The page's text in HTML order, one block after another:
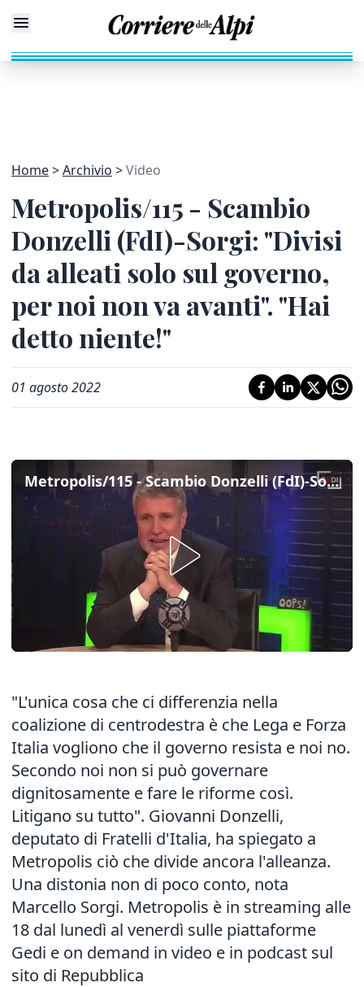
Home Archivio Video
Metropolis/115 - Scambio
Donzelli (FdI)-Sorgi: "Divisi
da alleati solo sul governo,
per noi non va avanti". "Hai
detto niente!"
01 agosto 2022
Metropolis/115 - Scambio Donzelli (FdI)-Sorgi: "Divisi da alleati solo sul governo, per noi non va avanti". "Hai detto niente!"
"L'unica cosa che ci differenzia nella
coalizione di centrodestra è che Lega e Forza
Italia vogliono che il governo resista e noi no.
Secondo noi non si può governare
dignitosamente e fare le riforme così.
Litigano su tutto". Giovanni Donzelli,
deputato di Fratelli d'Italia, ha spiegato a
Metropolis ciò che divide ancora l'alleanza.
Una distonia non di poco conto, nota
Marcello Sorgi. Metropolis è in streaming alle
18 dal lunedì al venerdì sulle piattaforme
Gedi e on demand in video e in podcast sul
sito di Repubblica